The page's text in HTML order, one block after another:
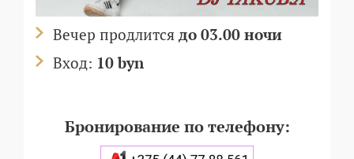
Вечер продлится до 03.00 ночи
Вход: 10 byn
Бронирование по телефону: